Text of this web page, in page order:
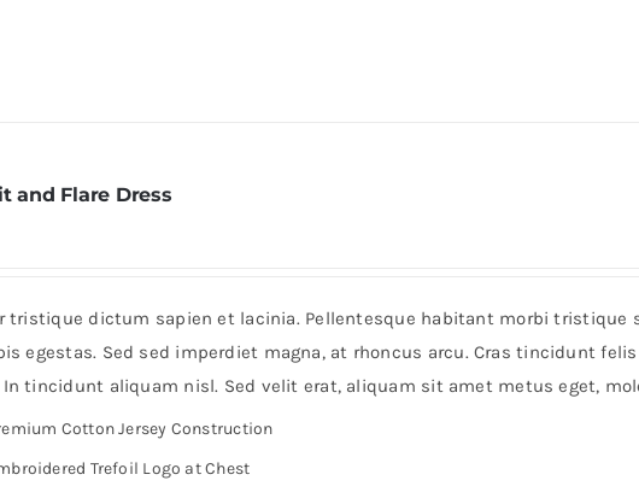
and Flare Dress
tristique dictum sapien et lacinia. Pellentesque habitant morbi tristique
egestas. Sed sed imperdiet magna, at rhoncus arcu. Cras tincidunt
In tincidunt aliquam nisl. Sed velit erat, aliquam sit amet metus eget,
Cotton Jersey Construction
Trefoil Logo at Chest